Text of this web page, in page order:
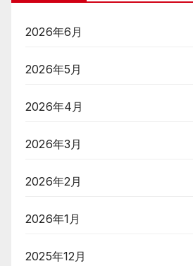
2026年6月
2026年5月
2026年4月
2026年3月
2026年2月
2026年1月
2025年12月